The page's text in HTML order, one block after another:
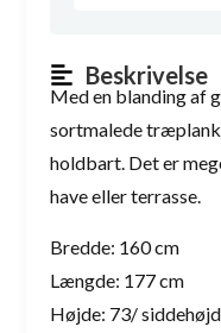
Beskrivelse
Med en blanding af
sortmalede
holdbart. Det er
have eller terrasse.
Bredde: 160 cm
Længde: 177 cm
Højde: 73/